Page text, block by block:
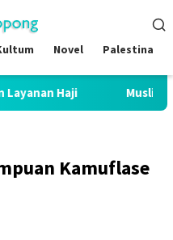
Novel Palestina
Muslim Family Expo 2026
Kamuflase